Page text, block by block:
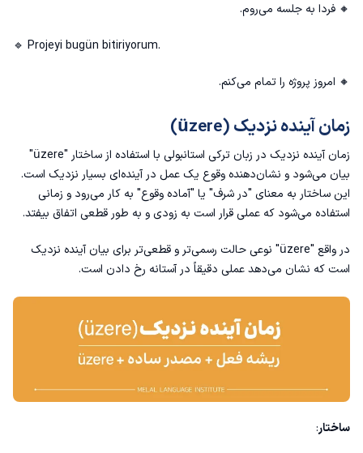
🔸 فردا به جلسه می‌روم.
🔹 Projeyi bugün bitiriyorum.
🔸 امروز پروژه را تمام می‌کنم.
زمان آینده نزدیک (üzere)
زمان آینده نزدیک در زبان ترکی استانبولی با استفاده از ساختار "üzere"
بیان می‌شود و نشان‌دهنده وقوع یک عمل در آینده‌ای بسیار نزدیک است.
این ساختار به معنای "در شرف" یا "آماده وقوع" به کار می‌رود و زمانی
استفاده می‌شود که عملی قرار است به زودی و به طور قطعی اتفاق بیفتد.
در واقع "üzere" نوعی حالت رسمی‌تر و قطعی‌تر برای بیان آینده نزدیک
است که نشان می‌دهد عملی دقیقاً در آستانه رخ دادن است.
ساختار: